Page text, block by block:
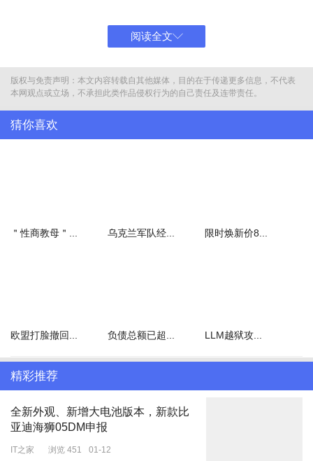
宁波中百走势图
此次竞拍得主，杭州金帝成立于2019年12月，注册资本为2000万
私募大佬徐翔等人操控证券市场案，竺仁宝即竺勇的父亲，据公开信
2017年1月，徐翔因犯操纵证券市场罪，被青岛中院判处有期徒刑五
年又六个月，并处罚金110亿元，没收案件中违法所得约93.37亿
阅读全文
版权与免责声明：本文内容转载自其他媒体，目的在于传递更多信息，不代表
本网观点或立场，不承担此类作品侵权行为的自己责任及连带责任。
猜你喜欢
＂性商教母＂... 乌克兰军队经... 限时焕新价8...
欧盟打脸撤回... 负债总额已超... LLM越狱攻...
精彩推荐
全新外观、新增大电池版本，新款比
亚迪海狮05DM申报
IT之家 浏览 451 01-12